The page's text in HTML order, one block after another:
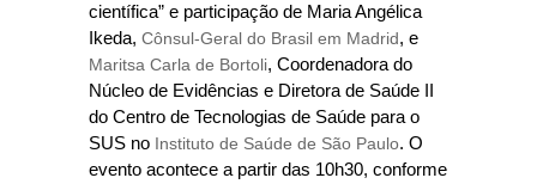
científica” e participação de Maria Angélica
Ikeda, Cônsul-Geral do Brasil em Madrid, e
Maritsa Carla de Bortoli, Coordenadora do
Núcleo de Evidências e Diretora de Saúde II
do Centro de Tecnologias de Saúde para o
SUS no Instituto de Saúde de São Paulo. O
evento acontece a partir das 10h30, conforme